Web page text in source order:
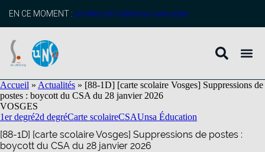
principal
EN CE MOMENT : profitez de l’adhésion anticipée
Accueil » Actualités » [88-1D] [carte scolaire Vosges] Suppressions de
postes : boycott du CSA du 28 janvier 2026
VOSGES
1er degré2d degréCarte scolaireCSAUnsa Éducation
[88-1D] [carte scolaire Vosges] Suppressions de postes :
boycott du CSA du 28 janvier 2026